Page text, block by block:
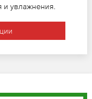
и увлажнения.